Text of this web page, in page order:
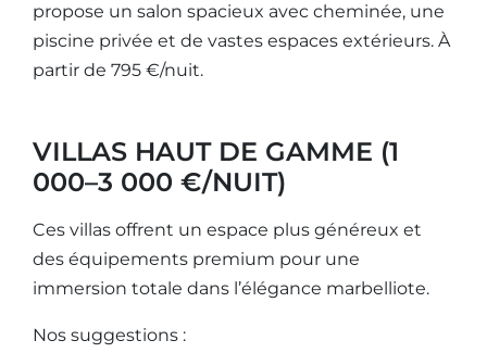
propose un salon spacieux avec cheminée, une
piscine privée et de vastes espaces extérieurs. À
partir de 795 €/nuit.
VILLAS HAUT DE GAMME (1
000–3 000 €/NUIT)
Ces villas offrent un espace plus généreux et
des équipements premium pour une
immersion totale dans l’élégance marbelliote.
Nos suggestions :